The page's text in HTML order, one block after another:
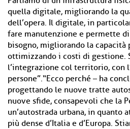
quella digitale, migliorando la
dell’opera. Il digitale, in
fare manutenzione e permette
bisogno, migliorando la
ottimizzando i costi di gestione.
l’integrazione col territorio, con
persone”.“Ecco perché – ha
progettando le nuove tratte
nuove sfide, consapevoli che la
un’autostrada urbana, in quanto
più dense d’Italia e d’Europa.